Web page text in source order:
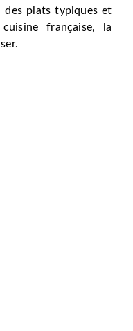
des plats typiques et
française, la